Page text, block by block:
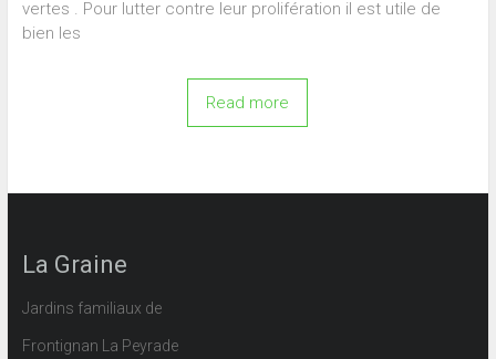
vertes . Pour lutter contre leur prolifération il est utile de
bien les
Read more
La Graine
Jardins familiaux de
Frontignan La Peyrade